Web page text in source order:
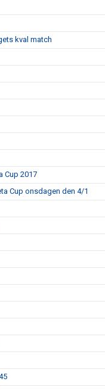
kval match
Cup 2017
Cup onsdagen den 4/1